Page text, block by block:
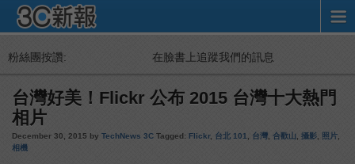
粉絲團按讚: 在臉書上追蹤我們的訊息
台灣好美！Flickr 公布 2015 台灣十大熱門
相片
December 30, 2015 by TechNews 3C Tagged: Flickr, 台北 101 台灣 合歡山 攝影 照片
相機